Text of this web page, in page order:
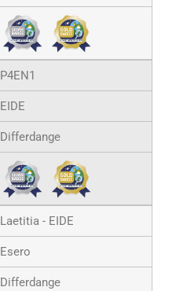
P4EN1
EIDE
Differdange
Laetitia - EIDE
Esero
Differdange